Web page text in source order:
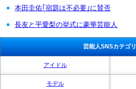
本田圭佑｢宿題は不必要｣に賛否
長友と平愛梨の挙式に豪華芸能人
芸能人SNSカテゴリ
アイドル
モデル